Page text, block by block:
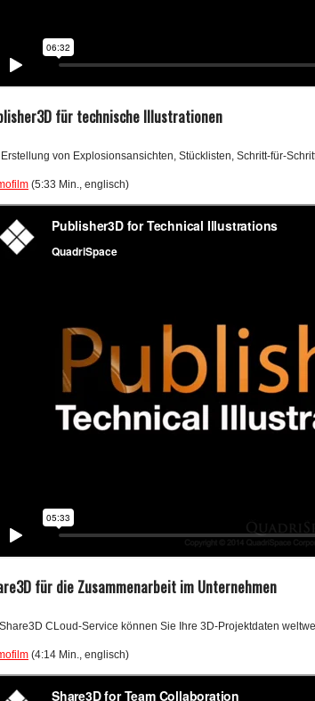
für technische Illustrationen
von Explosionsansichten, Stücklisten, Schritt-für-
(5:33 Min., englisch)
für die Zusammenarbeit im Unternehmen
CLoud-Service können Sie Ihre 3D-Projektdaten
(4:14 Min., englisch)